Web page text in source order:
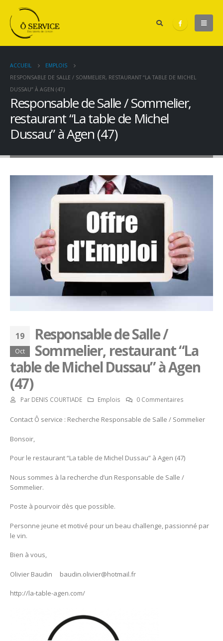
ACCUEIL
EMPLOIS
RESPONSABLE DE SALLE / SOMMELIER, RESTAURANT “LA TABLE DE MICHEL
DUSSAU” À AGEN (47)
Responsable de Salle / Sommelier,
restaurant “La table de Michel
Dussau” à Agen (47)
19
Oct
Responsable de Salle /
Sommelier, restaurant “La
table de Michel Dussau” à Agen
(47)
Par DENIS COURTIADE Emplois 0 Commentaires
Contact Ô service : Recherche Responsable de Salle / Sommelier
Bonsoir,
Pour le restaurant “La table de Michel Dussau” à Agen (47)
Nous sommes à la recherche d’un Responsable de Salle /
Sommelier.
Poste à pourvoir dès que possible.
Personne jeune et motivé pour un beau challenge, passionné par
le vin.
Bien à vous,
Olivier Baudin baudin.olivier@hotmail.fr
http://la-table-agen.com/